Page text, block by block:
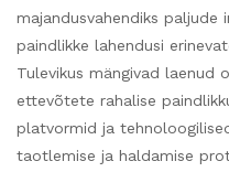
majandusvahendiks paljude
paindlikke lahendusi
Tulevikus mängivad laenud
ettevõtete rahalise
platvormid ja
taotlemise ja haldamise